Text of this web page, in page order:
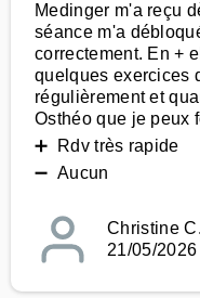
Medinger m'a reçu
séance m'a
correctement. En +
quelques exercices
régulièrement et
Osthéo que je peux
➕ Rdv très rapide
➖ Aucun
Christine C.
21/05/2026